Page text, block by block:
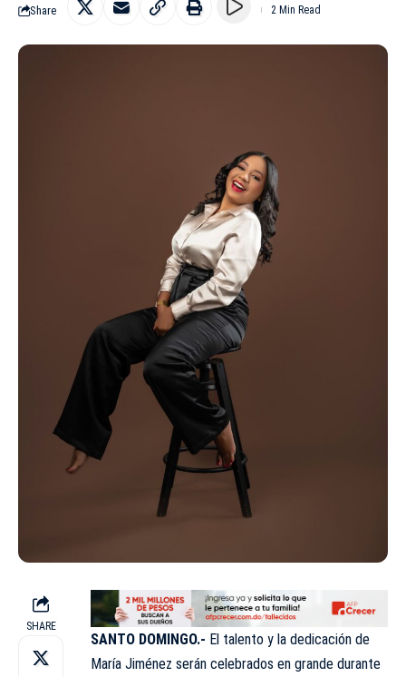
Share 2 Min Read
SHARE
SANTO DOMINGO.- El talento y la dedicación de
María Jiménez serán celebrados en grande durante